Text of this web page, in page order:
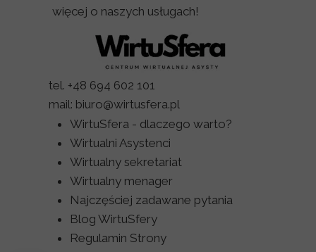
więcej o naszych usługach!
WirtuSfera - dlaczego warto?
Wirtualni Asystenci
Wirtualny sekretariat
Wirtualny menager
Najczęściej zadawane pytania
Blog WirtuSfery
Regulamin Strony
tel. +48 694 602 101
mail: biuro@wirtusfera.pl